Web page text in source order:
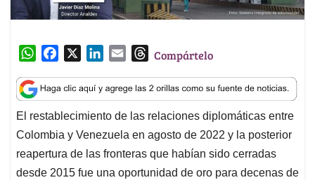
W
a
t
s
A
p
p
c
e
b
o
o
k
n
k
e
d
I
n
a
i
l
T
r
e
a
d
s
Compártelo
El restablecimiento de las relaciones diplomáticas entre
Colombia y Venezuela en agosto de 2022 y la posterior
reapertura de las fronteras que habían sido cerradas
desde 2015 fue una oportunidad de oro para decenas de